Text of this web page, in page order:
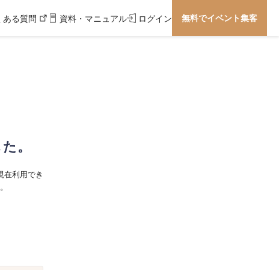
ある質問 資料・マニュアル ログイン 無料でイベント集客
。
在利用でき